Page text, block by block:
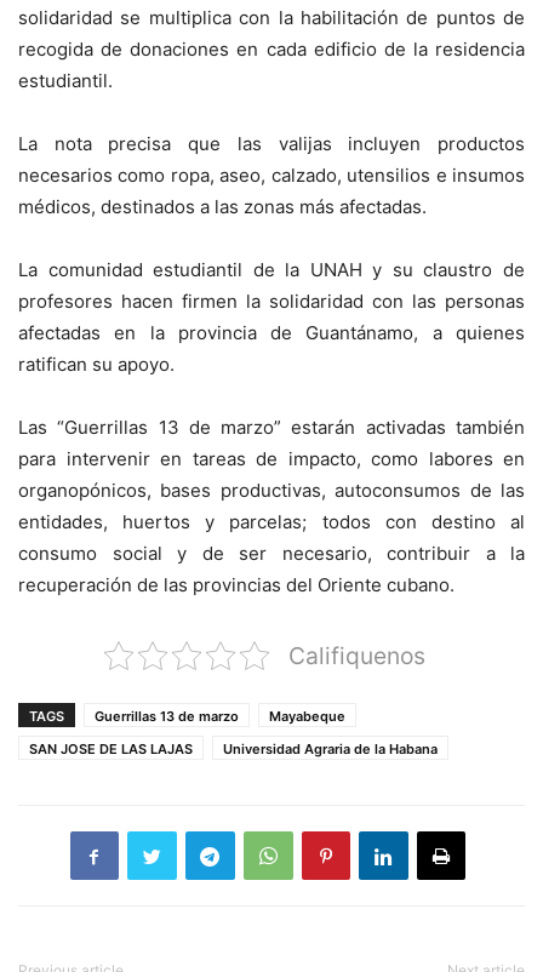
solidaridad se multiplica con la habilitación de puntos de
recogida de donaciones en cada edificio de la residencia
estudiantil.
La nota precisa que las valijas incluyen productos
necesarios como ropa, aseo, calzado, utensilios e insumos
médicos, destinados a las zonas más afectadas.
La comunidad estudiantil de la UNAH y su claustro de
profesores hacen firmen la solidaridad con las personas
afectadas en la provincia de Guantánamo, a quienes
ratifican su apoyo.
Las “Guerrillas 13 de marzo” estarán activadas también
para intervenir en tareas de impacto, como labores en
organopónicos, bases productivas, autoconsumos de las
entidades, huertos y parcelas; todos con destino al
consumo social y de ser necesario, contribuir a la
recuperación de las provincias del Oriente cubano.
Califiquenos
TAGS Guerrillas 13 de marzo
Mayabeque
SAN JOSE DE LAS LAJAS
Universidad Agraria de la Habana